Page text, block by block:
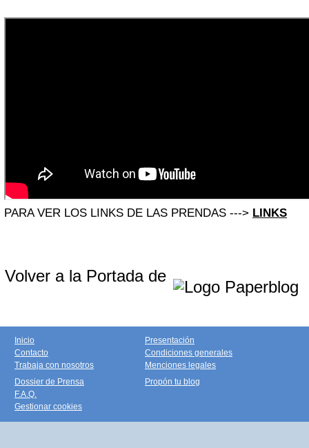
PARA VER LOS LINKS DE LAS PRENDAS ---> LINKS
Volver a la Portada de
Inicio
Contacto
Trabaja con nosotros
Presentación
Condiciones generales
Menciones legales
Dossier de Prensa
F.A.Q.
Gestionar cookies
Propón tu blog